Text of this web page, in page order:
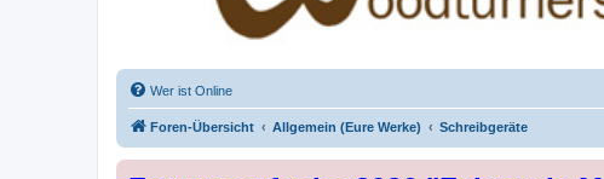
Wer ist Online
Foren-Übersicht Allgemein (Eure Werke) Schreibgeräte